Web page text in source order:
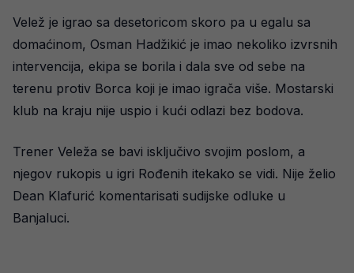
Velež je igrao sa desetoricom skoro pa u egalu sa
domaćinom, Osman Hadžikić je imao nekoliko izvrsnih
intervencija, ekipa se borila i dala sve od sebe na
terenu protiv Borca koji je imao igrača više. Mostarski
klub na kraju nije uspio i kući odlazi bez bodova.
Trener Veleža se bavi isključivo svojim poslom, a
njegov rukopis u igri Rođenih itekako se vidi. Nije želio
Dean Klafurić komentarisati sudijske odluke u
Banjaluci.